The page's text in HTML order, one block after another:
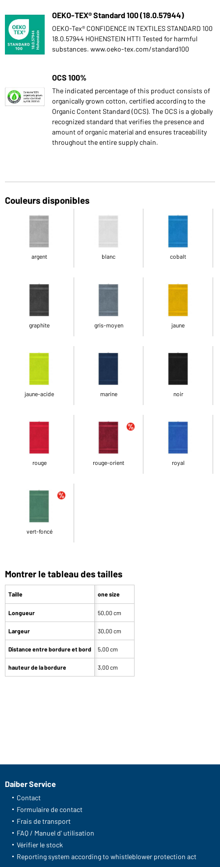
OEKO-TEX® Standard 100 (18.0.57944)
OEKO-Tex® CONFIDENCE IN TEXTILES STANDARD 100
18.0.57944 HOHENSTEIN HTTI Tested for harmful
substances. www.oeko-tex.com/standard100
OCS 100%
The indicated percentage of this product consists of
organically grown cotton, certified according to the
Organic Content Standard (OCS). The OCS is a globally
recognized standard that verifies the presence and
amount of organic material and ensures traceability
throughout the entire supply chain.
Couleurs disponibles
argent blanc cobalt
graphite gris-moyen jaune
jaune-acide marine noir
rouge rouge-orient royal
vert-foncé
Montrer le tableau des tailles
Taille
Longueur
Largeur
Distance entre bordure et bord
hauteur de la bordure
one size
50,00 cm
30,00 cm
5,00 cm
3,00 cm
Daiber Service
Contact
Formulaire de contact
Frais de transport
FAQ / Manuel d' utilisation
Vérifier le stock
Reporting system according to whistleblower protection act